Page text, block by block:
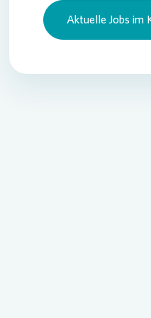
Aktuelle Jobs im